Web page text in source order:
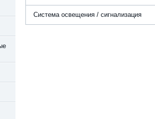
Система освещения / сигнализация